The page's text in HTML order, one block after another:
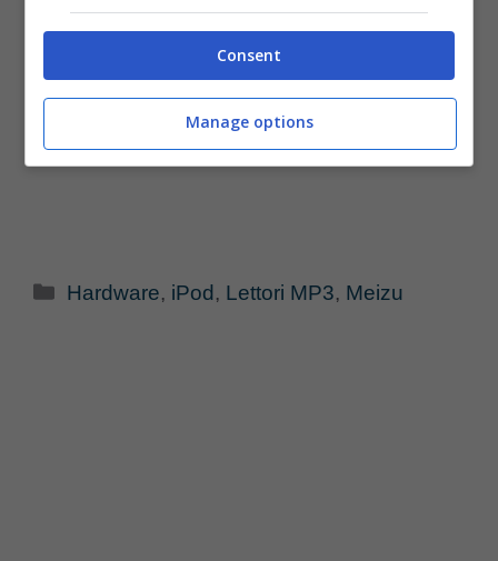
Categorie
Hardware, iPod, Lettori MP3, Meizu
Consent
Manage options